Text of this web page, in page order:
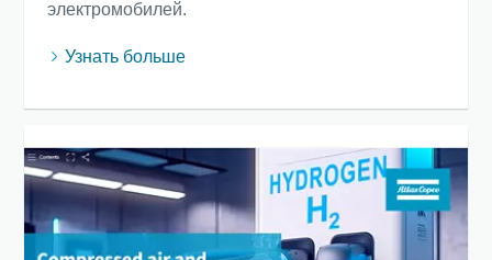
электромобилей.
Узнать больше